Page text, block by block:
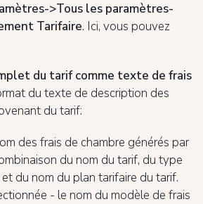
>Tous les paramètres-
Tarifaire. Ici, vous pouvez
du tarif comme texte de frais
du texte de description des
du tarif:
des frais de chambre générés par
du nom du tarif, du type
du nom du plan tarifaire du tarif.
- le nom du modèle de frais